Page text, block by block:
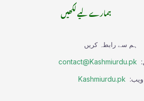
ہمارے لیے لکھیں
ہم سے رابطہ کریں
contact@Kashmiurdu.pk
ویب: Kashmiurdu.pk